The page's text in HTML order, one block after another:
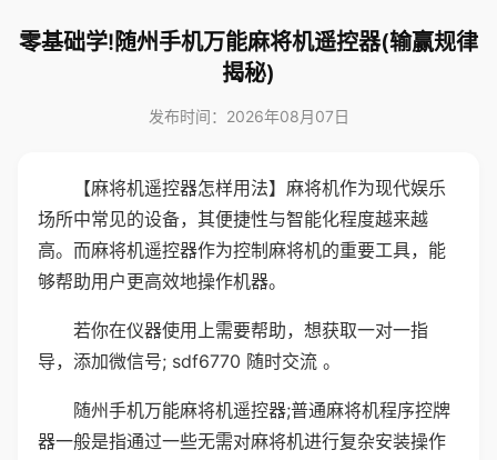
零基础学!随州手机万能麻将机遥控器(输赢规律
揭秘)
发布时间：2026年08月07日
【麻将机遥控器怎样用法】麻将机作为现代娱乐
场所中常见的设备，其便捷性与智能化程度越来越
高。而麻将机遥控器作为控制麻将机的重要工具，能
够帮助用户更高效地操作机器。
若你在仪器使用上需要帮助，想获取一对一指
导，添加微信号; sdf6770 随时交流 。
随州手机万能麻将机遥控器;普通麻将机程序控牌
器一般是指通过一些无需对麻将机进行复杂安装操作